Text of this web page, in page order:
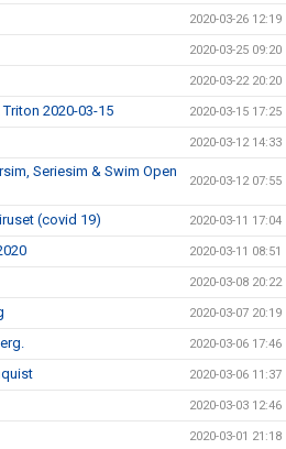
2020-03-26 12:19
2020-03-25 09:20
2020-03-22 20:20
2020-03-15 2020-03-15 17:25
2020-03-12 14:33
Seriesim & Swim Open
2020-03-12 07:55
(covid 19) 2020-03-11 17:04
2020-03-11 08:51
2020-03-08 20:22
2020-03-07 20:19
2020-03-06 17:46
2020-03-06 11:37
2020-03-03 12:46
2020-03-01 21:18